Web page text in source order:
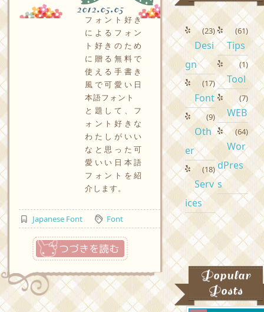
2012.05.05
フォント好き
によるフォン
ト好きのため
に贈る無料で
使える手書き
風で可愛い日
本語フォント
と題して、フ
ォント好きな
わたしがいい
なと思った可
愛いい日本語
フォントを紹
介します。
Japanese Font Font
つづきを読む
Desi
gn
(23)
Font
(17)
Oth
er
(9)
Serv
ices
(18)
Tips
(61)
Tool
(1)
WEB
(7)
Wor
dPres
s
(64)
Popular
Posts